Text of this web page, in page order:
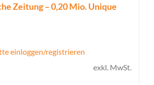
Zeitung – 0,20 Mio. Unique
einloggen/registrieren
exkl. MwSt.